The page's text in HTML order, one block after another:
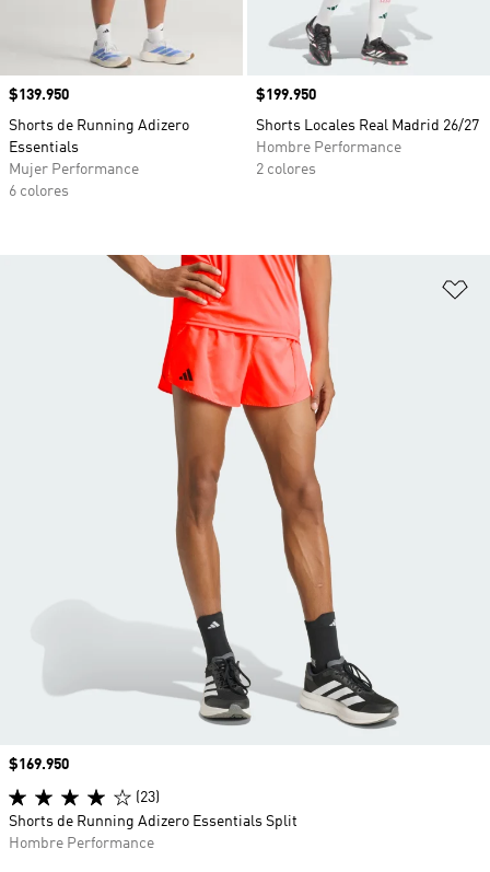
Precio
$139.950
Shorts de Running Adizero
Essentials
Mujer Performance
6 colores
Precio
$199.950
Shorts Locales Real Madrid 26/27
Hombre Performance
2 colores
Precio
$169.950
(23)
Shorts de Running Adizero Essentials Split
Hombre Performance